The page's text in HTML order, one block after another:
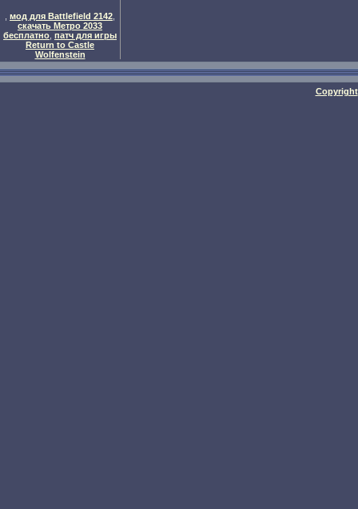
мод для Battlefield 2142
скачать Метро 2033
бесплатно патч для игры
Return to Castle
Wolfenstein
Copyright